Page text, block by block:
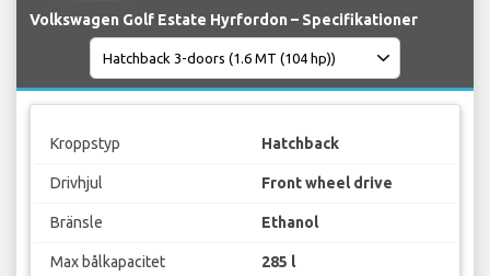
Volkswagen Golf Estate Hyrfordon – Specifikationer
Kroppstyp Hatchback
Drivhjul Front wheel drive
Bränsle Ethanol
Max bålkapacitet 285 l